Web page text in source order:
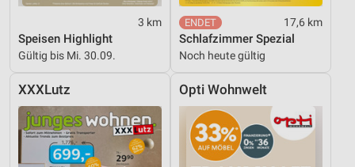
3 km
Speisen Highlight
Gültig bis Mi. 30.09.
17,6 km
Schlafzimmer Spezial
Noch heute gültig
XXXLutz Opti Wohnwelt